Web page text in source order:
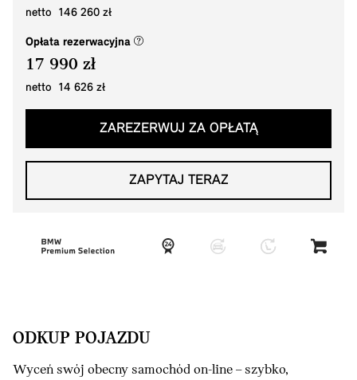
netto 146 260 zł
Opłata rezerwacyjna (nowe okno)
17 990 zł
netto 14 626 zł
ZAREZERWUJ ZA OPŁATĄ
ZAPYTAJ TERAZ
ODKUP POJAZDU
Wyceń swój obecny samochód on-line – szybko,